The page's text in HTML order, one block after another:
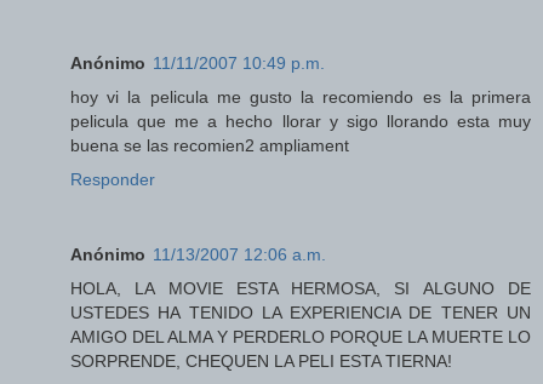
Anónimo 11/11/2007 10:49 p.m.
hoy vi la pelicula me gusto la recomiendo es la primera
pelicula que me a hecho llorar y sigo llorando esta muy
buena se las recomien2 ampliament
Responder
Anónimo 11/13/2007 12:06 a.m.
HOLA, LA MOVIE ESTA HERMOSA, SI ALGUNO DE
USTEDES HA TENIDO LA EXPERIENCIA DE TENER UN
AMIGO DEL ALMA Y PERDERLO PORQUE LA MUERTE LO
SORPRENDE, CHEQUEN LA PELI ESTA TIERNA!